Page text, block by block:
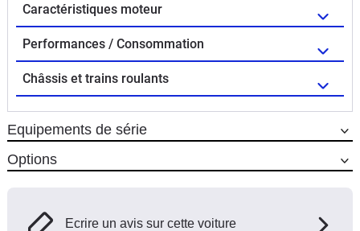
Caractéristiques moteur
Performances / Consommation
Châssis et trains roulants
Equipements de série
Options
Ecrire un avis sur cette voiture